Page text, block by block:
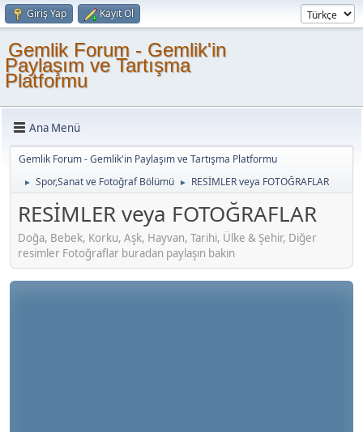
Giriş Yap Kayıt Ol
Gemlik Forum - Gemlik'in
Paylaşım ve Tartışma
Platformu
Ana Menü
Gemlik Forum - Gemlik'in Paylaşım ve Tartışma Platformu
► Spor,Sanat ve Fotoğraf Bölümü ► RESİMLER veya FOTOĞRAFLAR
RESİMLER veya FOTOĞRAFLAR
Doğa, Bebek, Korku, Aşk, Hayvan, Tarihi, Ülke & Şehir, Diğer
resimler Fotoğraflar buradan paylaşın bakın